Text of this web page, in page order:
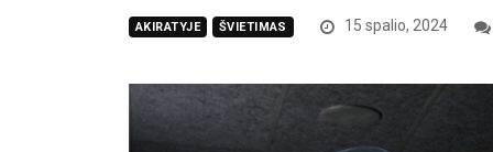
AKIRATYJE ŠVIETIMAS 15 spalio, 2024